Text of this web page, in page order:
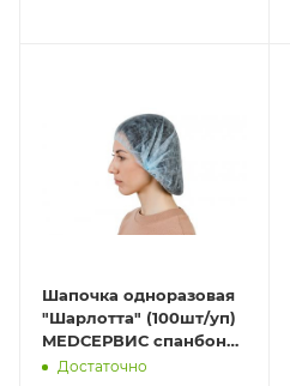
Шапочка одноразовая
"Шарлотта" (100шт/уп)
MEDСЕРВИС спанбонд
(15г/м2) голубой
Достаточно